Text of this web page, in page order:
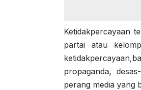
Ketidakpercayaan
partai atau
propaganda,
perang media yang